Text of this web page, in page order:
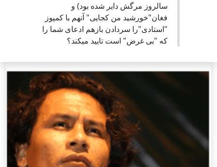
سالروز مرگش دایر شده بود) و
فغان"خورشید من کجایی" آنهم با کمپوز
"استادی"را سردادن بازهم ادعای شما را
که "بی غرض" است تایید میکند؟